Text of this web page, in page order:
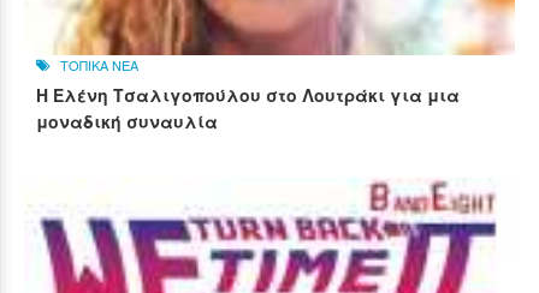
ΤΟΠΙΚΑ ΝΕΑ
Η Ελένη Τσαλιγοπούλου στο Λουτράκι για μια
μοναδική συναυλία